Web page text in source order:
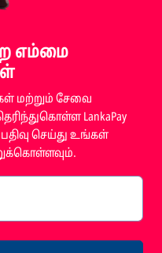
எம்மை
மற்றும் சேவை
LankaPay
செய்து உங்கள்